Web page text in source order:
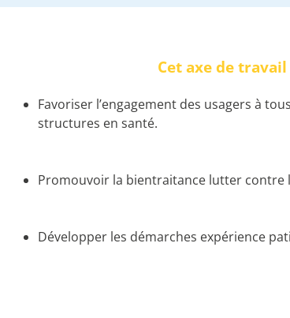
Cet axe de travail
Favoriser l’engagement des usagers à
structures en santé.
Promouvoir la bientraitance lutter contre
Développer les démarches expérience